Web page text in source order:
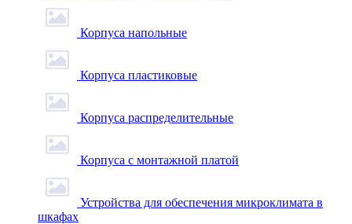
Корпуса напольные
Корпуса пластиковые
Корпуса распределительные
Корпуса с монтажной платой
Устройства для обеспечения микроклимата в
шкафах